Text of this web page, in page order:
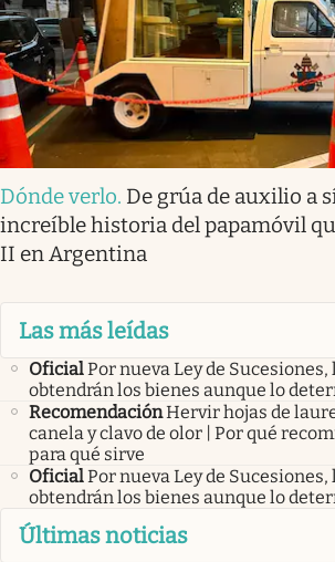
Dónde verlo. De grúa de auxilio a
increíble historia del papamóvil
II en Argentina
Las más leídas
OficialPor nueva Ley de
obtendrán los bienes aunque lo
RecomendaciónHervir hojas de
canela y clavo de olor | Por qué
para qué sirve
OficialPor nueva Ley de
obtendrán los bienes aunque lo
Últimas noticias